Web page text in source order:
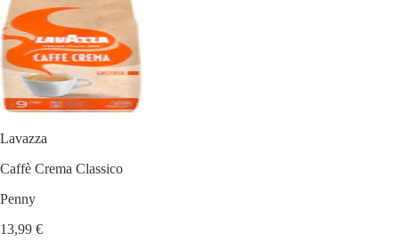
Lavazza
Caffè Crema Classico
Penny
13,99 €